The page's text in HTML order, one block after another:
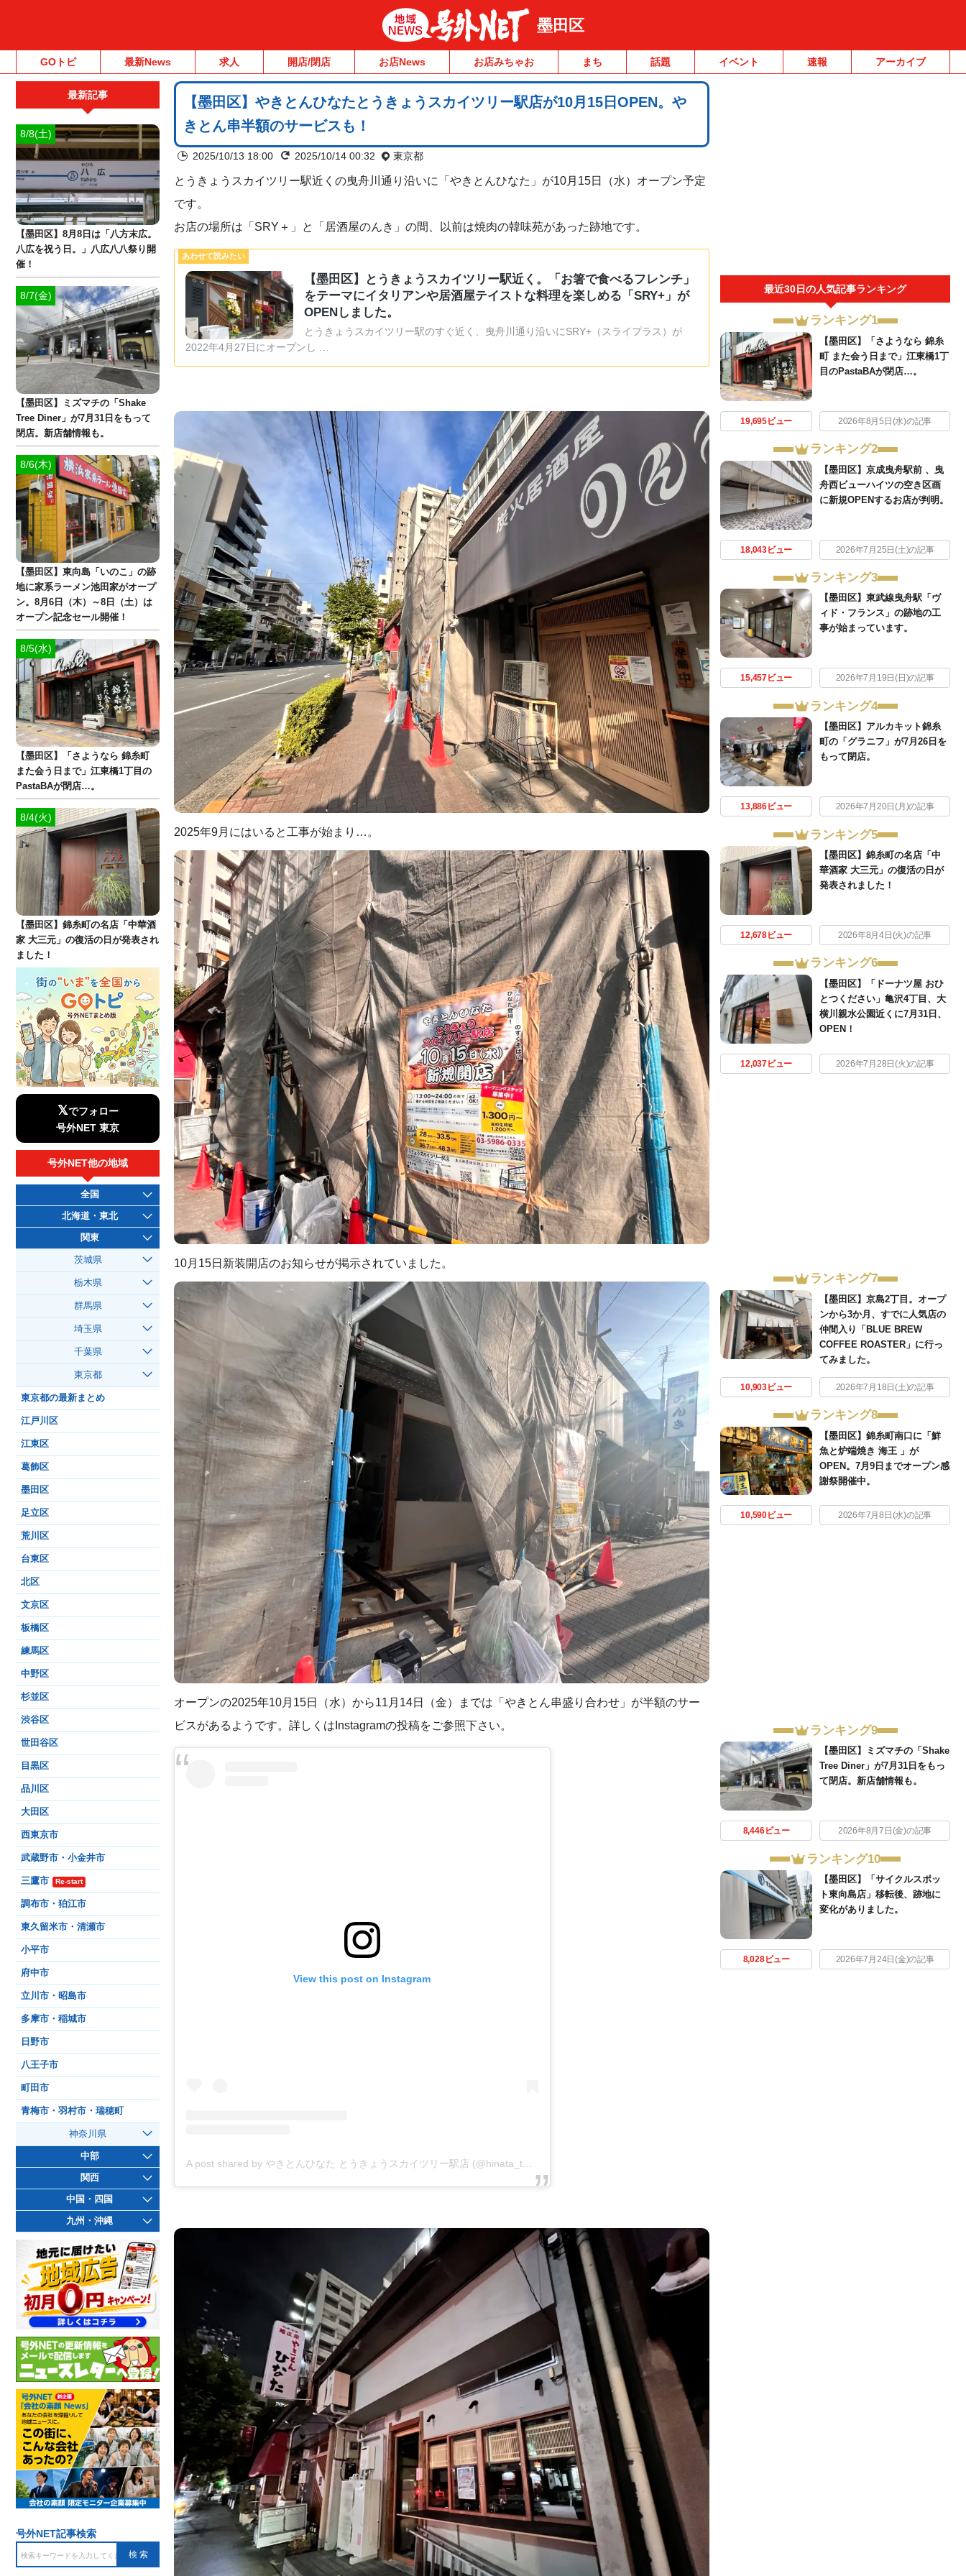
墨田区
GOトピ 最新News 求人 開店/閉店 お店News お店みちゃお まち 話題 イベント 速報 アーカイブ
【墨田区】やきとんひなたとうきょうスカイツリー駅店が10月15日OPEN。や
きとん串半額のサービスも！
2025/10/13 18:00 2025/10/14 00:32 東京都
とうきょうスカイツリー駅近くの曳舟川通り沿いに「やきとんひなた」が10月15日（水）オープン予定
です。
お店の場所は「SRY＋」と「居酒屋のんき」の間、以前は焼肉の韓味苑があった跡地です。
【墨田区】とうきょうスカイツリー駅近く。「お箸で食べるフレンチ」
をテーマにイタリアンや居酒屋テイストな料理を楽しめる「SRY+」が
OPENしました。
とうきょうスカイツリー駅のすぐ近く、曳舟川通り沿いにSRY+（スライプラス）が
2022年4月27日にオープンし …
2025年9月にはいると工事が始まり…。
10月15日新装開店のお知らせが掲示されていました。
オープンの2025年10月15日（水）から11月14日（金）までは「やきとん串盛り合わせ」が半額のサー
ビスがあるようです。詳しくはInstagramの投稿をご参照下さい。
View this post on Instagram
A post shared by やきとんひなた とうきょうスカイツリー駅店 (@hinata_tokyoskytree)
最近30日の人気記事ランキング
ランキング1
【墨田区】「さようなら 錦糸
町 また会う日まで」江東橋1丁
目のPastaBAが閉店…。
19,695ビュー 2026年8月5日(水)の記事
ランキング2
【墨田区】京成曳舟駅前 、曳
舟西ビューハイツの空き区画
に新規OPENするお店が判明。
18,043ビュー 2026年7月25日(土)の記事
ランキング3
【墨田区】東武線曳舟駅「ヴ
ィド・フランス」の跡地の工
事が始まっています。
15,457ビュー 2026年7月19日(日)の記事
ランキング4
【墨田区】アルカキット錦糸
町の「グラニフ」が7月26日を
もって閉店。
13,886ビュー 2026年7月20日(月)の記事
ランキング5
【墨田区】錦糸町の名店「中
華酒家 大三元」の復活の日が
発表されました！
12,678ビュー 2026年8月4日(火)の記事
ランキング6
【墨田区】「ドーナツ屋 おひ
とつください」亀沢4丁目、大
横川親水公園近くに7月31日、
OPEN！
12,037ビュー 2026年7月28日(火)の記事
ランキング7
【墨田区】京島2丁目。オープ
ンから3か月、すでに人気店の
仲間入り「BLUE BREW
COFFEE ROASTER」に行っ
てみました。
10,903ビュー 2026年7月18日(土)の記事
ランキング8
【墨田区】錦糸町南口に「鮮
魚と炉端焼き 海王 」が
OPEN。7月9日までオープン感
謝祭開催中。
10,590ビュー 2026年7月8日(水)の記事
ランキング9
【墨田区】ミズマチの「Shake
Tree Diner」が7月31日をもっ
て閉店。新店舗情報も。
8,446ビュー 2026年8月7日(金)の記事
ランキング10
【墨田区】「サイクルスポッ
ト東向島店」移転後、跡地に
変化がありました。
8,028ビュー 2026年7月24日(金)の記事
最新記事
8/8(土)
【墨田区】8月8日は「八方末広。
八広を祝う日。」八広八八祭り開
催！
8/7(金)
【墨田区】ミズマチの「Shake
Tree Diner」が7月31日をもって
閉店。新店舗情報も。
8/6(木)
【墨田区】東向島「いのこ」の跡
地に家系ラーメン池田家がオープ
ン。8月6日（木）～8日（土）は
オープン記念セール開催！
8/5(水)
【墨田区】「さようなら 錦糸町
また会う日まで」江東橋1丁目の
PastaBAが閉店…。
8/4(火)
【墨田区】錦糸町の名店「中華酒
家 大三元」の復活の日が発表され
ました！
𝕏でフォロー
号外NET 東京
号外NET他の地域
全国
北海道・東北
関東
茨城県
栃木県
群馬県
埼玉県
千葉県
東京都
東京都の最新まとめ
江戸川区
江東区
葛飾区
墨田区
足立区
荒川区
台東区
北区
文京区
板橋区
練馬区
中野区
杉並区
渋谷区
世田谷区
目黒区
品川区
大田区
西東京市
武蔵野市・小金井市
三鷹市 Re-start
調布市・狛江市
東久留米市・清瀬市
小平市
府中市
立川市・昭島市
多摩市・稲城市
日野市
八王子市
町田市
青梅市・羽村市・瑞穂町
神奈川県
中部
関西
中国・四国
九州・沖縄
号外NET記事検索